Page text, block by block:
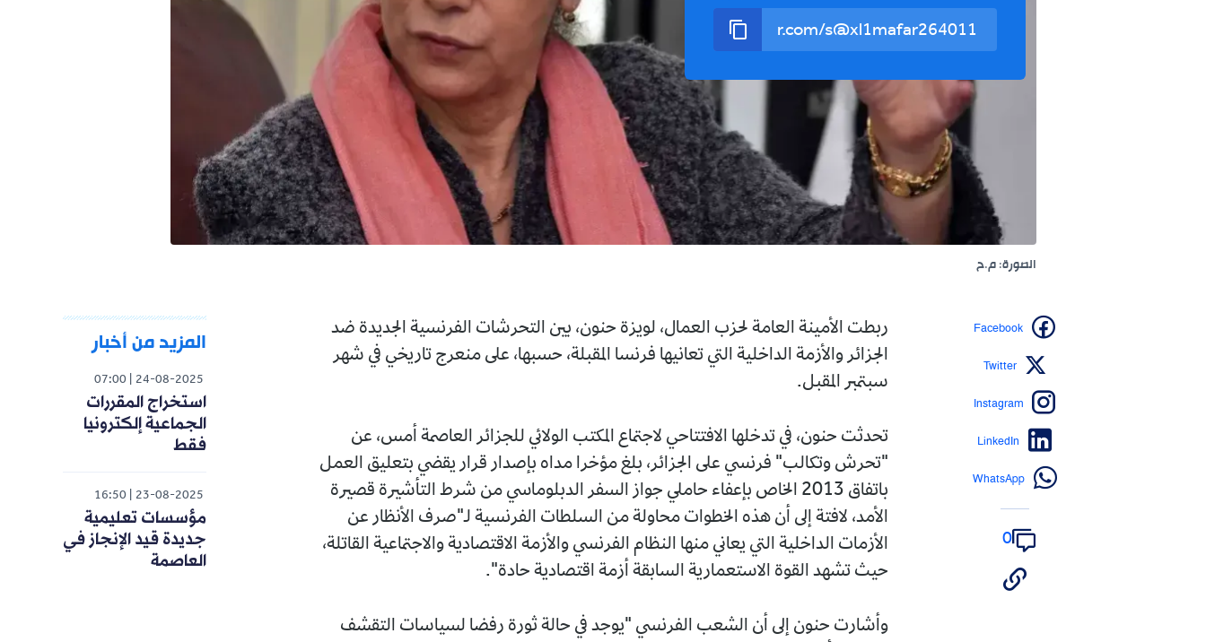
الصورة: م.ح
ربطت الأمينة العامة لحزب العمال، لويزة حنون، بين التحرشات الفرنسية الجديدة ضد
الجزائر والأزمة الداخلية التي تعانيها فرنسا المقبلة، حسبها، على منعرج تاريخي في شهر
سبتمبر المقبل.
تحدثت حنون، في تدخلها الافتتاحي لاجتماع المكتب الولائي للجزائر العاصمة أمس، عن
"تحرش وتكالب" فرنسي على الجزائر، بلغ مؤخرا مداه بإصدار قرار يقضي بتعليق العمل
باتفاق 2013 الخاص بإعفاء حاملي جواز السفر الدبلوماسي من شرط التأشيرة قصيرة
الأمد، لافتة إلى أن هذه الخطوات محاولة من السلطات الفرنسية لـ"صرف الأنظار عن
الأزمات الداخلية التي يعاني منها النظام الفرنسي والأزمة الاقتصادية والاجتماعية القاتلة،
حيث تشهد القوة الاستعمارية السابقة أزمة اقتصادية حادة".
وأشارت حنون إلى أن الشعب الفرنسي "يوجد في حالة ثورة رفضا لسياسات التقشف
Facebook
Twitter
Instagram
LinkedIn
WhatsApp
0
المزيد من أخبار
24-08-2025
07:00
استخراج المقررات
الجماعية إلكترونيا
فقط
23-08-2025
16:50
مؤسسات تعليمية
جديدة قيد الإنجاز في
العاصمة